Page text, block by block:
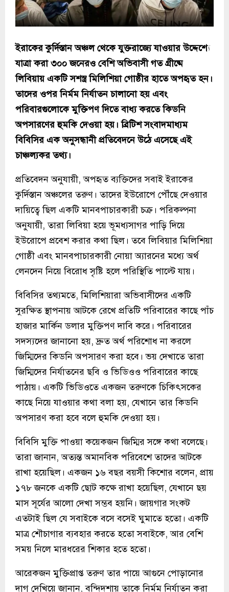
ইরাকের কুর্দিস্তান অঞ্চল থেকে যুক্তরাজ্যে যাওয়ার উদ্দেশ্যে
যাত্রা করা ৩০০ জনেরও বেশি অভিবাসী গত গ্রীষ্মে
লিবিয়ায় একটি সশস্ত্র মিলিশিয়া গোষ্ঠীর হাতে অপহৃত হন।
তাদের ওপর নির্মম নির্যাতন চালানো হয় এবং
পরিবারগুলোকে মুক্তিপণ দিতে বাধ্য করতে কিডনি
অপসারণের হুমকি দেওয়া হয়। ব্রিটিশ সংবাদমাধ্যম
বিবিসির এক অনুসন্ধানী প্রতিবেদনে উঠে এসেছে এই
চাঞ্চল্যকর তথ্য।
প্রতিবেদন অনুযায়ী, অপহৃত ব্যক্তিদের সবাই ইরাকের
কুর্দিস্তান অঞ্চলের তরুণ। তাদের ইউরোপে পৌঁছে দেওয়ার
দায়িত্বে ছিল একটি মানবপাচারকারী চক্র। পরিকল্পনা
অনুযায়ী, তারা লিবিয়া হয়ে ভূমধ্যসাগর পাড়ি দিয়ে
ইউরোপে প্রবেশ করার কথা ছিল। তবে লিবিয়ার মিলিশিয়া
গোষ্ঠী এবং মানবপাচারকারী নোয়া অ্যারনের মধ্যে অর্থ
লেনদেন নিয়ে বিরোধ সৃষ্টি হলে পরিস্থিতি পাল্টে যায়।
বিবিসির তথ্যমতে, মিলিশিয়ারা অভিবাসীদের একটি
সুরক্ষিত স্থাপনায় আটকে রেখে প্রতিটি পরিবারের কাছে পাঁচ
হাজার মার্কিন ডলার মুক্তিপণ দাবি করে। পরিবারের
সদস্যদের জানানো হয়, দ্রুত অর্থ পরিশোধ না করলে
জিম্মিদের কিডনি অপসারণ করা হবে। ভয় দেখাতে তারা
জিম্মিদের নির্যাতনের ছবি ও ভিডিওও পরিবারের কাছে
পাঠায়। একটি ভিডিওতে একজন তরুণকে চিকিৎসকের
কাছে নিয়ে যাওয়ার কথা বলা হয়, যেখানে তার কিডনি
অপসারণ করা হবে বলে হুমকি দেওয়া হয়।
বিবিসি মুক্তি পাওয়া কয়েকজন জিম্মির সঙ্গে কথা বলেছে।
তারা জানান, অত্যন্ত অমানবিক পরিবেশে তাদের আটকে
রাখা হয়েছিল। একজন ১৬ বছর বয়সী কিশোর বলেন, প্রায়
১৭৮ জনকে একটি ছোট কক্ষে রাখা হয়েছিল, যেখানে ছয়
মাস সূর্যের আলো দেখা সম্ভব হয়নি। জায়গার সংকট
এতটাই ছিল যে সবাইকে বসে বসেই ঘুমাতে হতো। একটি
মাত্র শৌচাগার ব্যবহার করতে হতো সবাইকে, আর বেশি
সময় নিলে মারধরের শিকার হতে হতো।
আরেকজন মুক্তিপ্রাপ্ত তরুণ তার পায়ে আগুনে পোড়ানোর
দাগ দেখিয়ে জানান, বন্দিদশায় তাকে নির্মম নির্যাতন করা